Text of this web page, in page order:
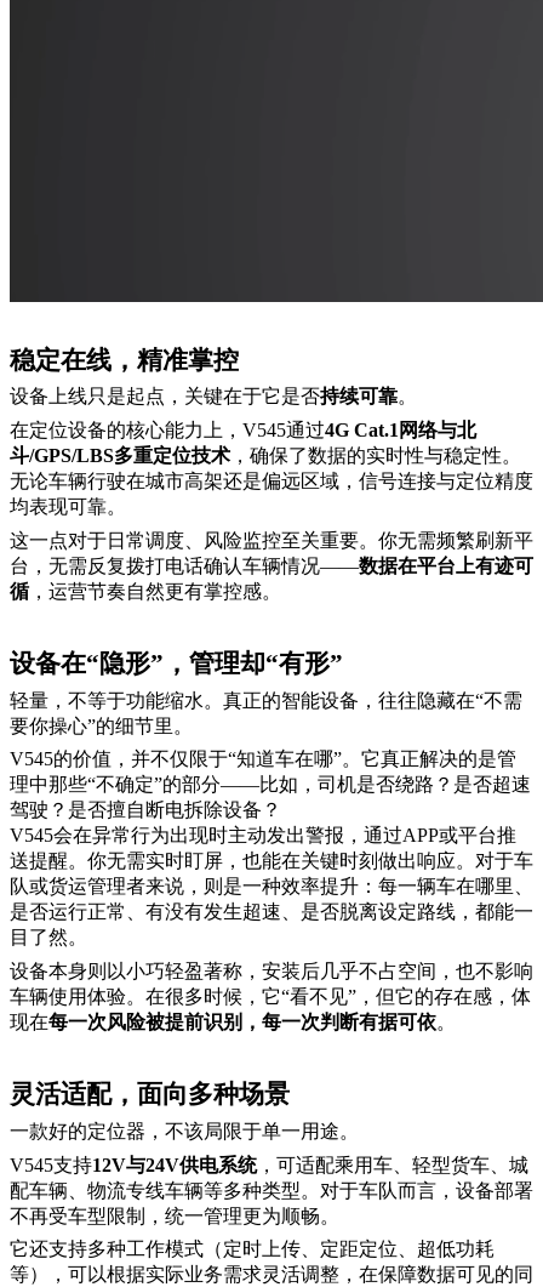
稳定在线，精准掌控
设备上线只是起点，关键在于它是否持续可靠。
在定位设备的核心能力上， V545通过4G Cat.1网络与北
斗/GPS/LBS多重定位技术 ，确保了数据的实时性与稳定性。
无论车辆行驶在城市高架还是偏远区域，信号连接与定位精度
均表现可靠。
这一点对于日常调度、风险监控至关重要。你无需频繁刷新平
台，无需反复拨打电话确认车辆情况——数据在平台上有迹可
循，运营节奏自然更有掌控感。
设备在“隐形”，管理却“有形”
轻量，不等于功能缩水。真正的智能设备，往往隐藏在“不需
要你操心”的细节里。
V545的价值，并不仅限于“知道车在哪”。它真正解决的是管
理中那些“不确定”的部分——比如，司机是否绕路？是否超速
驾驶？是否擅自断电拆除设备？
V545会在异常行为出现时主动发出警报，通过APP或平台推
送提醒。你无需实时盯屏，也能在关键时刻做出响应。 对于车
队或货运管理者来说，则是一种效率提升：每一辆车在哪里、
是否运行正常、有没有发生超速、是否脱离设定路线，都能一
目了然。
设备本身则以小巧轻盈著称，安装后几乎不占空间，也不影响
车辆使用体验。在很多时候，它“看不见”，但它的存在感，体
现在每一次风险被提前识别，每一次判断有据可依。
灵活适配，面向多种场景
一款好的定位器，不该局限于单一用途。
V545支持12V与24V供电系统，可适配乘用车、轻型货车、城
配车辆、物流专线车辆等多种类型。对于车队而言，设备部署
不再受车型限制，统一管理更为顺畅。
它还支持多种工作模式（定时上传、定距定位、 超低功耗
等），可以根据实际业务需求灵活调整， 在保障数据可见的同